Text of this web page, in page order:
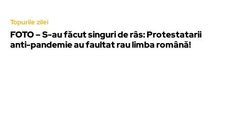
Topurile zilei
FOTO – S-au făcut singuri de râs: Protestatarii
anti-pandemie au faultat rau limba română!